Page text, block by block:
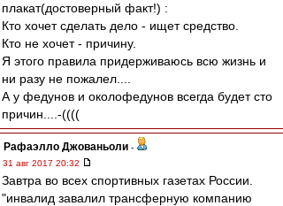
плакат(достоверный факт!) :
Кто хочет сделать дело - ищет средство.
Кто не хочет - причину.
Я этого правила придерживаюсь всю жизнь и
ни разу не пожалел....
А у федунов и околофедунов всегда будет сто
причин....-((((
Рафаэлло Джованьоли -
31 авг 2017 20:32
Завтра во всех спортивных газетах России.
"инвалид завалил трансферную компанию